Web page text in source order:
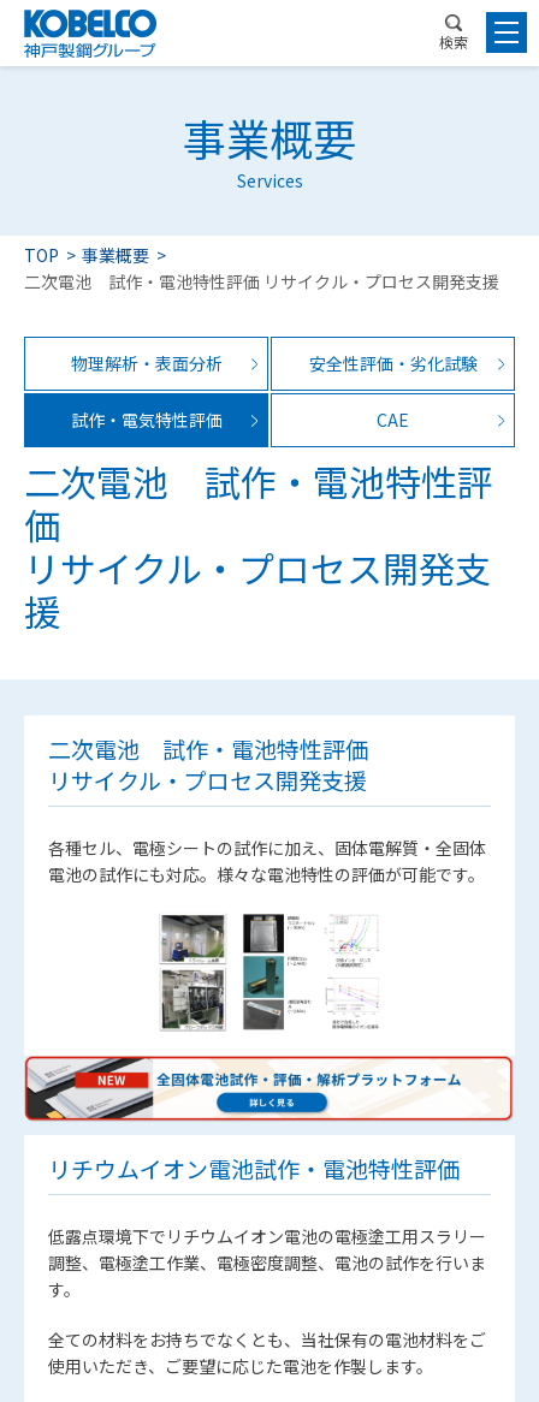
検索
事業概要
Services
TOP
事業概要
二次電池 試作・電池特性評価 リサイクル・プロセス開発支援
物理解析・表面分析 安全性評価・劣化試験
試作・電気特性評価 CAE
二次電池 試作・電池特性評
価
リサイクル・プロセス開発支
援
二次電池 試作・電池特性評価
リサイクル・プロセス開発支援
各種セル、電極シートの試作に加え、固体電解質・全固体
電池の試作にも対応。様々な電池特性の評価が可能です。
リチウムイオン電池試作・電池特性評価
低露点環境下でリチウムイオン電池の電極塗工用スラリー
調整、電極塗工作業、電極密度調整、電池の試作を行いま
す。
全ての材料をお持ちでなくとも、当社保有の電池材料をご
使用いただき、ご要望に応じた電池を作製します。